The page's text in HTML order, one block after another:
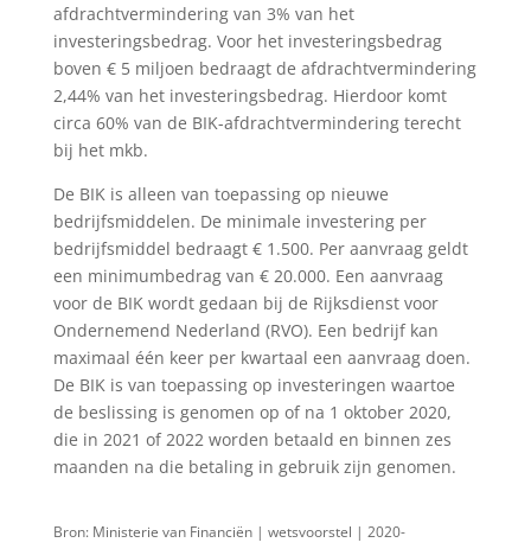
afdrachtvermindering van 3% van het
investeringsbedrag. Voor het investeringsbedrag
boven € 5 miljoen bedraagt de afdrachtvermindering
2,44% van het investeringsbedrag. Hierdoor komt
circa 60% van de BIK-afdrachtvermindering terecht
bij het mkb.
De BIK is alleen van toepassing op nieuwe
bedrijfsmiddelen. De minimale investering per
bedrijfsmiddel bedraagt € 1.500. Per aanvraag geldt
een minimumbedrag van € 20.000. Een aanvraag
voor de BIK wordt gedaan bij de Rijksdienst voor
Ondernemend Nederland (RVO). Een bedrijf kan
maximaal één keer per kwartaal een aanvraag doen.
De BIK is van toepassing op investeringen waartoe
de beslissing is genomen op of na 1 oktober 2020,
die in 2021 of 2022 worden betaald en binnen zes
maanden na die betaling in gebruik zijn genomen.
Bron: Ministerie van Financiën | wetsvoorstel | 2020-